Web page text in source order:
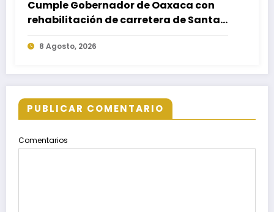
Cumple Gobernador de Oaxaca con
rehabilitación de carretera de Santa
María Ecatepec
8 Agosto, 2026
PUBLICAR COMENTARIO
Comentarios